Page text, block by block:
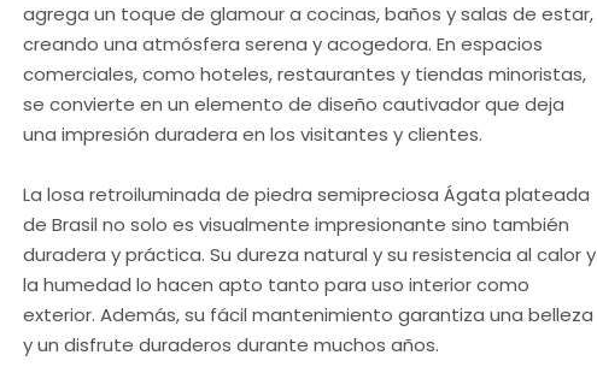
agrega un toque de glamour a cocinas, baños y salas de estar,
creando una atmósfera serena y acogedora. En espacios
comerciales, como hoteles, restaurantes y tiendas minoristas,
se convierte en un elemento de diseño cautivador que deja
una impresión duradera en los visitantes y clientes.
La losa retroiluminada de piedra semipreciosa Ágata plateada
de Brasil no solo es visualmente impresionante sino también
duradera y práctica. Su dureza natural y su resistencia al calor y
la humedad lo hacen apto tanto para uso interior como
exterior. Además, su fácil mantenimiento garantiza una belleza
y un disfrute duraderos durante muchos años.